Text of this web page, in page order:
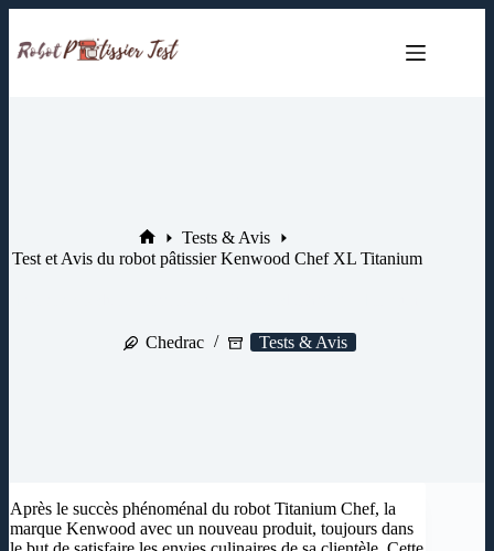
contenu
Accueil
Tests & Avis
Test et Avis du robot pâtissier Kenwood Chef XL Titanium
Chedrac Tests & Avis
Après le succès phénoménal du robot Titanium Chef, la
marque Kenwood avec un nouveau produit, toujours dans